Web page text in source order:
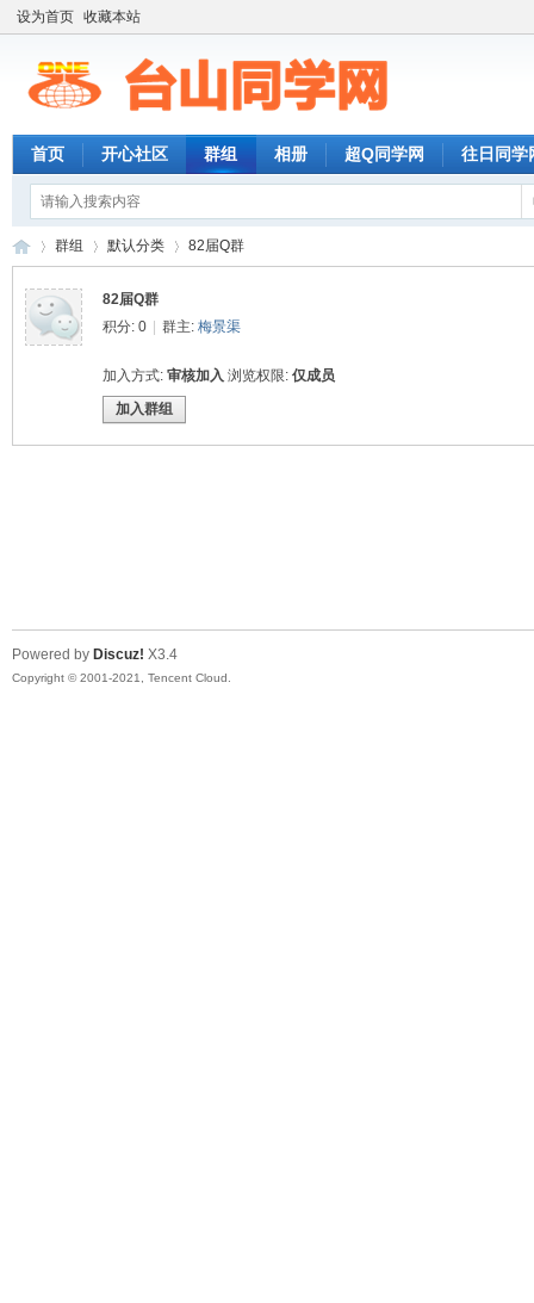
设为首页 收藏本站
首页 开心社区 群组 相册 超Q同学网 往日同学
台 ›
群组 默认分类 82届Q群
82届Q群
积分: 0
群主: 梅景渠
加入方式: 审核加入 浏览权限: 仅成员
加入群组
Powered by Discuz! X3.4
Copyright © 2001-2021, Tencent Cloud.